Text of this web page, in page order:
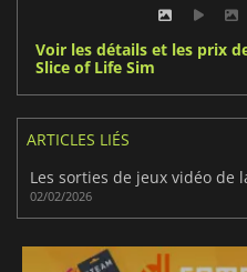
Voir les détails et les prix
Slice of Life Sim
ARTICLES LIÉS
02/02/2026